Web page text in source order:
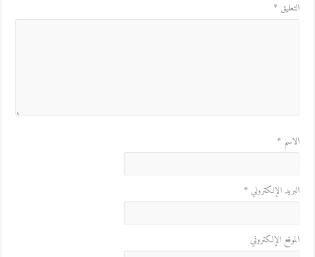
التعليق *
الاسم *
البريد الإلكتروني *
الموقع الإلكتروني